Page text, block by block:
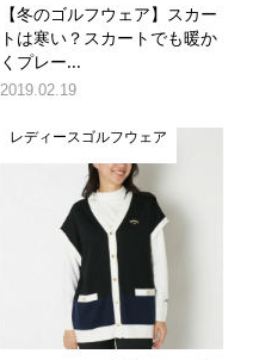
【冬のゴルフウェア】スカー
トは寒い？スカートでも暖か
くプレー...
2019.02.19
レディースゴルフウェア